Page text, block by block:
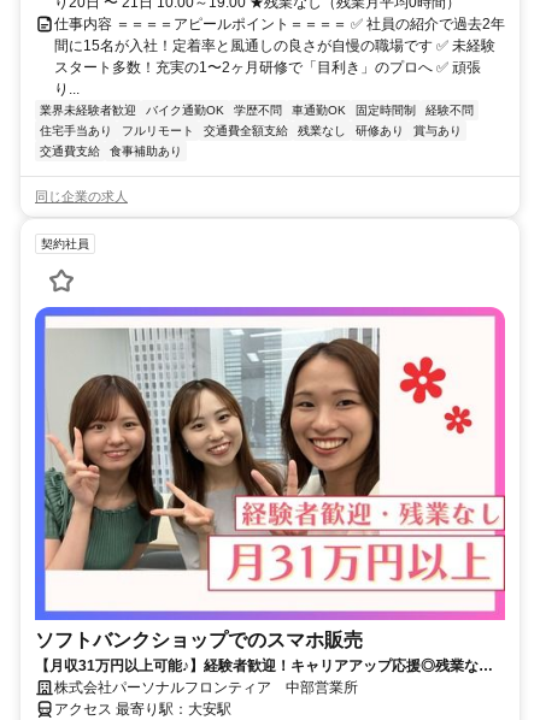
仕事内容 ＝＝＝＝アピールポイント＝＝＝＝ ✅ 社員の紹介で過去2年
間に15名が入社！定着率と風通しの良さが自慢の職場です ✅ 未経験
スタート多数！充実の1〜2ヶ月研修で「目利き」のプロへ ✅ 頑張
り...
業界未経験者歓迎 バイク通勤OK 学歴不問 車通勤OK 固定時間制
経験不問
住宅手当あり
フルリモート 交通費全額支給 残業なし 研修あり
賞与あり
交通費支給
食事補助あり
同じ企業の求人
契約社員
ソフトバンクショップでのスマホ販売
【月収31万円以上可能♪】経験者歓迎！キャリアアップ応援◎残業なし&
フルタイム！即日ok★
株式会社パーソナルフロンティア 中部営業所
アクセス 最寄り駅：大安駅